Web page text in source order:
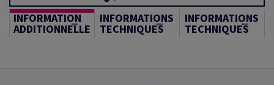
INFORMATION
ADDITIONNELLE
INFORMATIONS
TECHNIQUES
INFORMATIONS
TECHNIQUES